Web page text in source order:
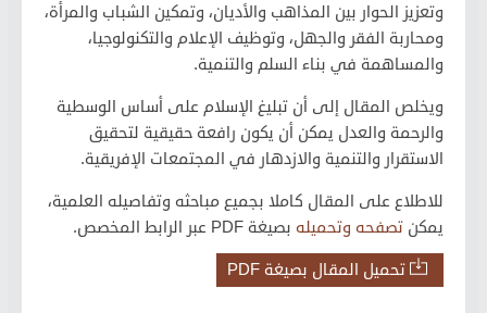
وتعزيز الحوار بين المذاهب والأديان، وتمكين الشباب والمرأة،
ومحاربة الفقر والجهل، وتوظيف الإعلام والتكنولوجيا،
والمساهمة في بناء السلم والتنمية.
ويخلص المقال إلى أن تبليغ الإسلام على أساس الوسطية
والرحمة والعدل يمكن أن يكون رافعة حقيقية لتحقيق
الاستقرار والتنمية والازدهار في المجتمعات الإفريقية.
للاطلاع على المقال كاملا بجميع مباحثه وتفاصيله العلمية،
يمكن تصفحه وتحميلهبصيغة PDF عبر الرابط المخصص.
تحميل المقال بصيغة PDF